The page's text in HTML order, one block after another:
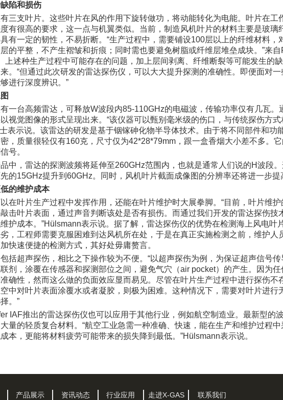
陷和损伤
三支叶片。这些叶片在风的作用下旋转做功，将动能转化为电能。叶片在工
有很高的要求，这一点与机翼类似。当前，制造风机叶片的材料主要是玻璃
有一定的韧性，不易折断。“生产过程中，需要铺设100层以上的纤维材料，
的平整，不产生褶皱和折痕；同时需也要避免树脂或纤维层堆垒成块。”来
上述种生产过程中可能存在的问题，加上层间剥离、纤维断裂等可能发生的
。“但通过此次研发的雷达探伤仪，可以大大提升探测的准确性。即便面对
进行深度辨识。”
一台高频雷达，可释放W波段内85-110GHz的电磁波，传输功率仅有几瓦。
视觉图像的形式呈现出来。“该仪器可以甄别毫米级的伤口，与传统探伤方
表示说。该雷达的研发是基于铟镓砷化物半导体技术。由于将不同部件和功
，质量很轻仅有160克，尺寸仅为42*28*79mm，跟一盒香烟大小差不多。
号。
中，雷达的探测波频将延伸至260GHz范围内，也就是通常人们说的H波段
的15GHz提升到60GHz。同时，风机叶片截面成像图的分辨率还将进一步提
的维护成本
在叶片生产过程中发挥作用，还能在叶片维护时大展拳脚。“目前，叶片维
击叶片表面，通过声音判断该处是否有损伤。而通过我们开发的雷达探伤技
护成本。”Hülsmann表示说。据了解，雷达探伤仪的优势在检测海上风电叶
，工程师需要克服困难到达风机所在处，于是在真正实施检测之前，维护人
快速便捷的检测方式，其好处毋庸赘言。
括超声探伤，相比之下操作较为不便。“以超声探伤为例，为保证超声信号
剂，涂覆在传感器和探测部位之间，避免气穴（air pocket）的产生。因为任
确性，然而这么做的负面效应显而易见。尽管在叶片生产过程中进行探伤不
中对叶片表面涂覆水或者凝胶，则极为困难。这种情况下，需要对叶片进行
。”
IAF推出的雷达探伤仪也可以应用于其他行业，例如航空制造业。最新型的
量的轻质复合材料。“航空工业急需一种准确、快速，能在生产和维护过程
本，更能将材料疲劳可能带来的损失降到最低。”Hülsmann表示说。
产品展示 资讯动态 行业应用 走进X-GAS 联系我们